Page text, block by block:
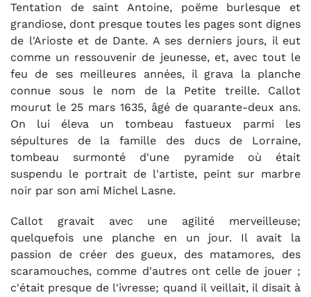
Tentation de saint Antoine, poëme burlesque et
grandiose, dont presque toutes les pages sont dignes
de l'Arioste et de Dante. A ses derniers jours, il eut
comme un ressouvenir de jeunesse, et, avec tout le
feu de ses meilleures années, il grava la planche
connue sous le nom de la Petite treille. Callot
mourut le 25 mars 1635, âgé de quarante-deux ans.
On lui éleva un tombeau fastueux parmi les
sépultures de la famille des ducs de Lorraine,
tombeau surmonté d'une pyramide où était
suspendu le portrait de l'artiste, peint sur marbre
noir par son ami Michel Lasne.
Callot gravait avec une agilité merveilleuse;
quelquefois une planche en un jour. Il avait la
passion de créer des gueux, des matamores, des
scaramouches, comme d'autres ont celle de jouer ;
c'était presque de l'ivresse; quand il veillait, il disait à